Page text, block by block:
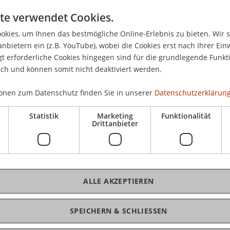
mit an spannende Orte auf dem Campus und
Universität Liechtenstein. In Workshops
Architektur oder kennen. Mach
Campus persönlich vor Ort.
Uni!
verwendet Cookies.
um Ihnen das bestmögliche Online-Erlebnis zu bieten. Wir
ein (z.B. YouTube), wobei die Cookies erst nach Ihrer
erforderliche Cookies hingegen sind für die grundlegende
und können somit nicht deaktiviert werden.
zum Datenschutz finden Sie in unserer
Statistik Marketing
Drittanbieter
Funktionalität
SPEICHERN & SCHLIESSEN
ALLE AKZEPTIEREN